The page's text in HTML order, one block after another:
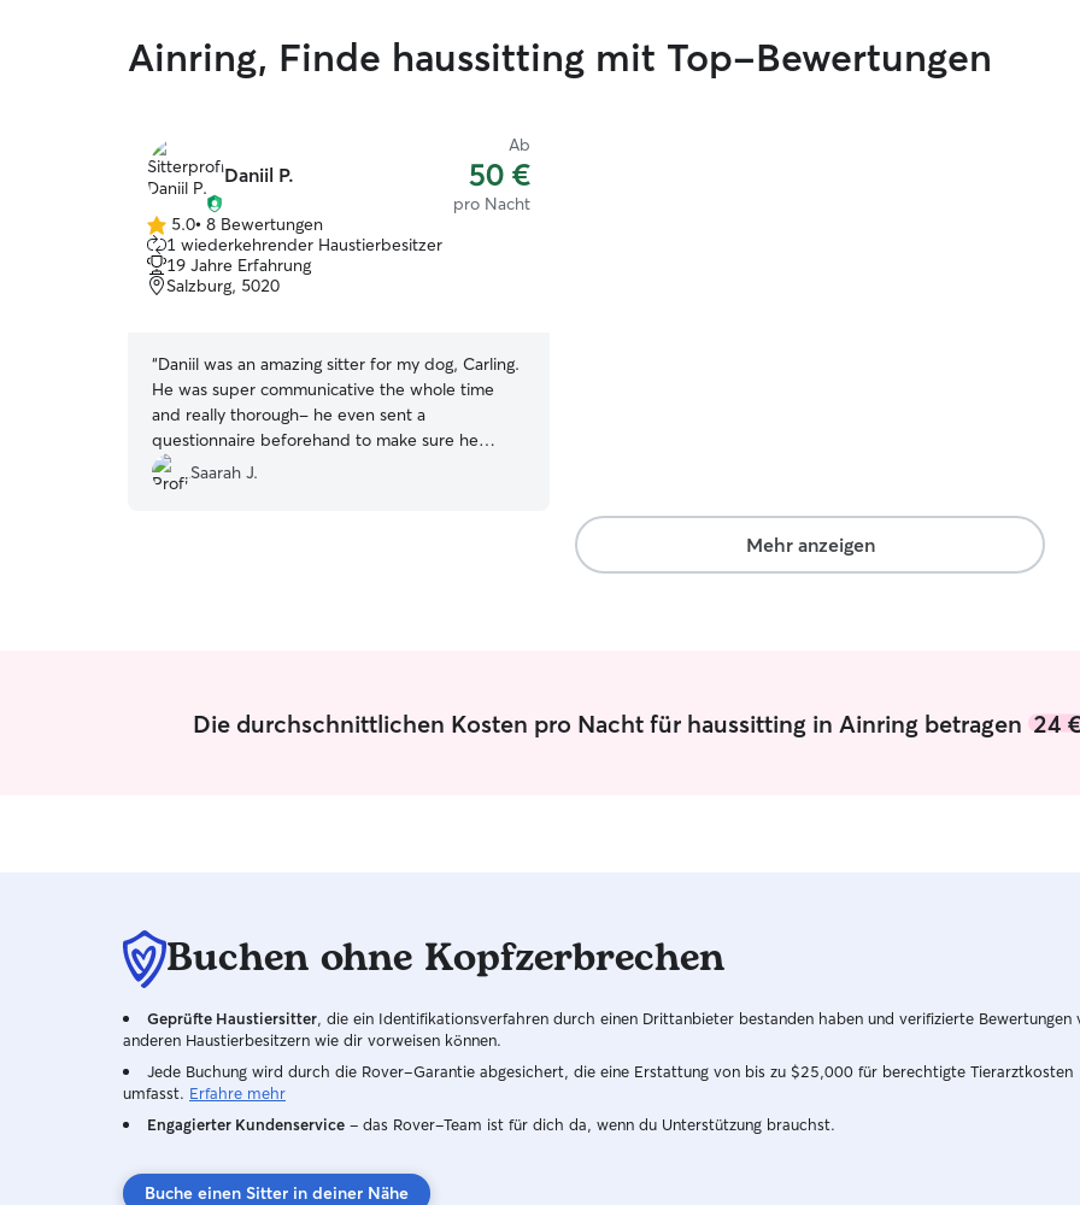
Ainring, Finde haussitting mit Top-Bewertungen
Daniil P.
Ab
50 €
pro Nacht
5.0
von
5
Sternen
5.0• 8 Bewertungen
1 wiederkehrender Haustierbesitzer
19 Jahre Erfahrung
Salzburg, 5020
“Daniil was an amazing sitter for my dog, Carling.
He was super communicative the whole time
and really thorough- he even sent a
questionnaire beforehand to make sure he
understood Carling’s needs. I loved the regular
updates, and it was clear Carling was happy and
Saarah J.
Mehr anzeigen
Die durchschnittlichen Kosten pro Nacht für haussitting in Ainring betragen 24
Buchen ohne Kopfzerbrechen
Geprüfte Haustiersitter , die ein Identifikationsverfahren durch einen Drittanbieter bestanden haben und verifizierte Bewertungen
anderen Haustierbesitzern wie dir vorweisen können.
Jede Buchung wird durch die Rover-Garantie abgesichert, die eine Erstattung von bis zu $25,000 für berechtigte Tierarztkosten
umfasst. Erfahre mehr
Engagierter Kundenservice – das Rover-Team ist für dich da, wenn du Unterstützung brauchst.
Buche einen Sitter in deiner Nähe